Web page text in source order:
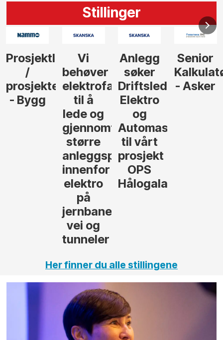
Stillinger
Anlegg
søker
Driftsleder
Elektro
Automasjon
Hålogalandsvegen
Senior
Kalkulatør
- Asker
Senior
Tilbudsleder
Anlegg
- Oslo
Her finner du alle stillingene